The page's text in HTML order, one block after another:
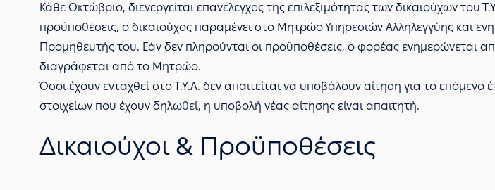
Κάθε Οκτώβριο, διενεργείται επανέλεγχος της επιλεξιμότητας των δικαιούχων του
προϋποθέσεις, ο δικαιούχος παραμένει στο Μητρώο Υπηρεσιών Αλληλεγγύης και
Προμηθευτής του. Εάν δεν πληρούνται οι προϋποθέσεις, ο φορέας ενημερώνεται
διαγράφεται από το Μητρώο.
Όσοι έχουν ενταχθεί στο Τ.Υ.Α. δεν απαιτείται να υποβάλουν αίτηση για το
στοιχείων που έχουν δηλωθεί, η υποβολή νέας αίτησης είναι απαιτητή.
Δικαιούχοι & Προϋποθέσεις